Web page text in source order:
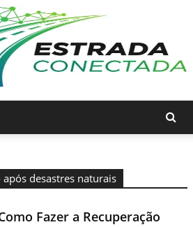
desastres naturais
Fazer a Recuperação